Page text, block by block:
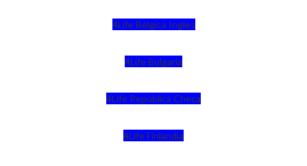
4Life Bélgica Ingles
4Life Bulgaria
4Life República Checa
4Life Finlandia